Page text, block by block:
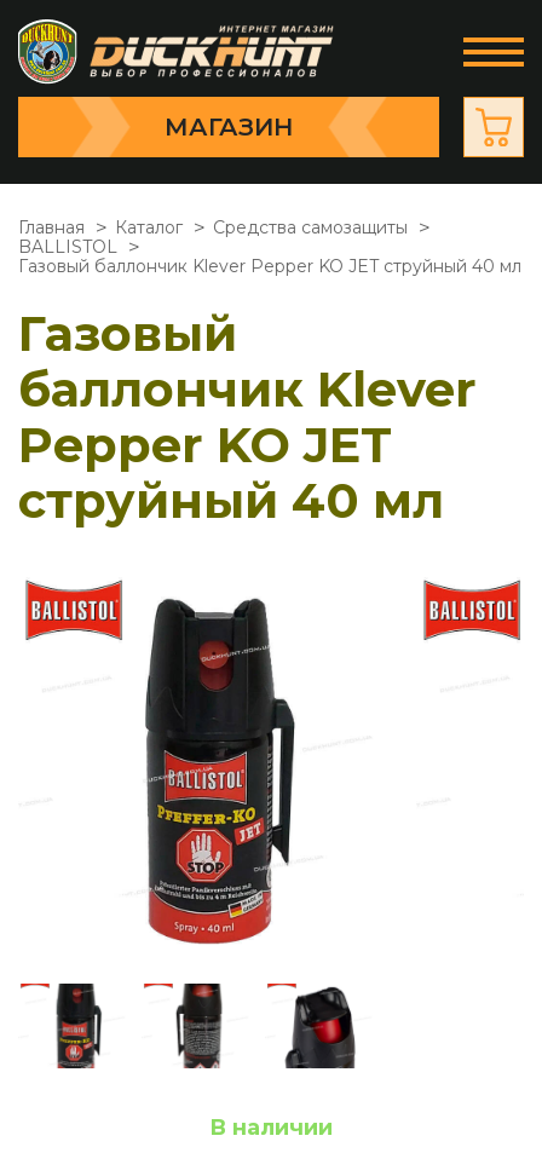
МАГАЗИН
Главная Каталог
Средства самозащиты
BALLISTOL
Газовый баллончик Klever Pepper KO JET струйный 40 мл
Газовый
баллончик Klever
Pepper KO JET
струйный 40 мл
В наличии